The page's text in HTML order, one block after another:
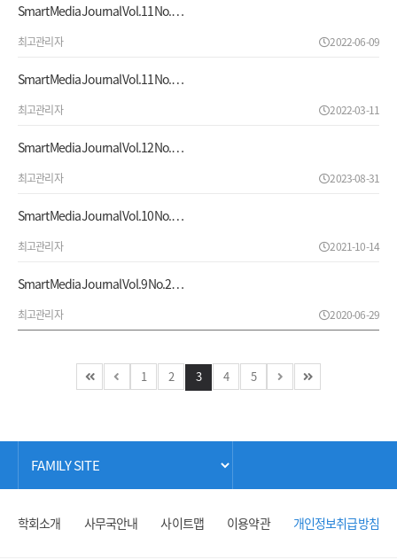
Smart Media Journal Vol.11 No.…
최고관리자 2022-06-09
Smart Media Journal Vol.11 No.…
최고관리자 2022-03-11
Smart Media Journal Vol.12 No.…
최고관리자 2023-08-31
Smart Media Journal Vol.10 No.…
최고관리자 2021-10-14
Smart Media Journal Vol.9 No.2…
최고관리자 2020-06-29
1 2 3 4 5
학회소개 사무국안내 사이트맵 이용약관 개인정보취급방침